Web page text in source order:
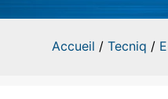
Accueil / Tecniq /